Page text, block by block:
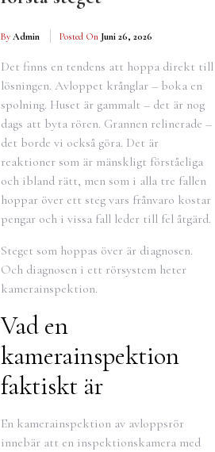
By Admin Posted On Juni 26, 2026
Det finns en tendens att hoppa direkt till
lösningen. Avloppet krånglar – boka en
spolning. Huset är gammalt – det är nog
dags att byta rören. Grannen relinerade –
det borde vi också göra. Det är
reaktioner som är mänskligt förståeliga
och ibland rätt, men som i alla tre fallen
hoppar över ett steg vars frånvaro kostar
pengar och i vissa fall leder till fel åtgärd.
Steget som hoppas över är diagnosen.
Och diagnosen i ett rörsystem heter
kamerainspektion.
Vad en
kamerainspektion
faktiskt är
En kamerainspektion av avloppsrör
innebär att en inspektionskamera med